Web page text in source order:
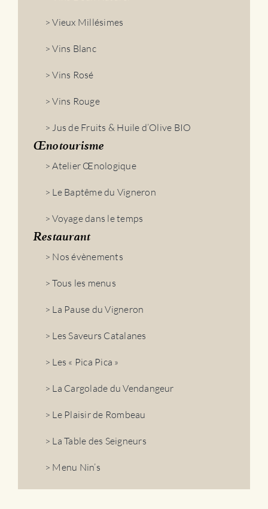
> Vieux Millésimes
> Vins Blanc
> Vins Rosé
> Vins Rouge
> Jus de Fruits & Huile d’Olive BIO
Œnotourisme
> Atelier Œnologique
> Le Baptême du Vigneron
> Voyage dans le temps
Restaurant
> Nos évènements
> Tous les menus
> La Pause du Vigneron
> Les Saveurs Catalanes
> Les « Pica Pica »
> La Cargolade du Vendangeur
> Le Plaisir de Rombeau
> La Table des Seigneurs
> Menu Nin’s